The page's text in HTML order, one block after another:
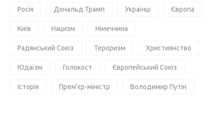
Росія Дональд Трамп Українці Європа
Київ Нацизм Німеччина
Радянський Союз Тероризм Християнство
Юдаїзм Голокост Європейський Союз
Історія Прем'єр-міністр Володимир Путін